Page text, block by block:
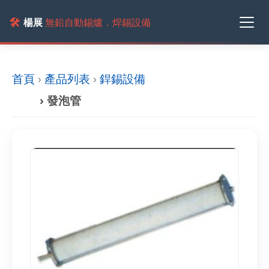
🛠️ 楊展無鉛自動錫爐．焊錫設備
首頁 › 產品列表 › 銲錫設備
› 發泡管